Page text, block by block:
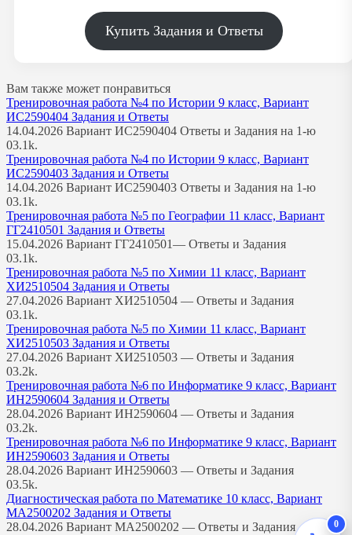
Купить Задания и Ответы
Вам также может понравиться
Тренировочная работа №4 по Истории 9 класс, Вариант
ИС2590404 Задания и Ответы
14.04.2026 Вариант ИС2590404 Ответы и Задания на 1-ю
03.1k.
Тренировочная работа №4 по Истории 9 класс, Вариант
ИС2590403 Задания и Ответы
14.04.2026 Вариант ИС2590403 Ответы и Задания на 1-ю
03.1k.
Тренировочная работа №5 по Географии 11 класс, Вариант
ГГ2410501 Задания и Ответы
15.04.2026 Вариант ГГ2410501— Ответы и Задания
03.1k.
Тренировочная работа №5 по Химии 11 класс, Вариант
ХИ2510504 Задания и Ответы
27.04.2026 Вариант ХИ2510504 — Ответы и Задания
03.1k.
Тренировочная работа №5 по Химии 11 класс, Вариант
ХИ2510503 Задания и Ответы
27.04.2026 Вариант ХИ2510503 — Ответы и Задания
03.2k.
Тренировочная работа №6 по Информатике 9 класс, Вариант
ИН2590604 Задания и Ответы
28.04.2026 Вариант ИН2590604 — Ответы и Задания
03.2k.
Тренировочная работа №6 по Информатике 9 класс, Вариант
ИН2590603 Задания и Ответы
28.04.2026 Вариант ИН2590603 — Ответы и Задания
03.5k.
Диагностическая работа по Математике 10 класс, Вариант
МА2500202 Задания и Ответы
28.04.2026 Вариант МА2500202 — Ответы и Задания
0